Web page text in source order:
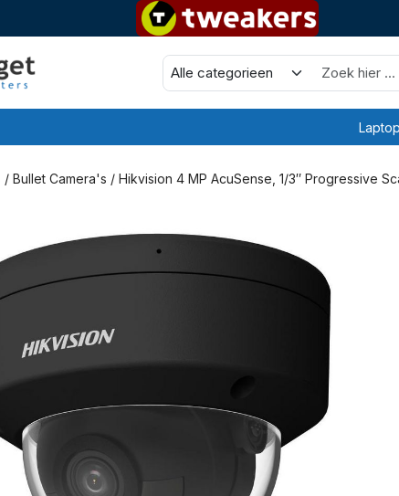
/ Bullet Camera's / Hikvision 4 MP AcuSense, 1/3″ Progressive